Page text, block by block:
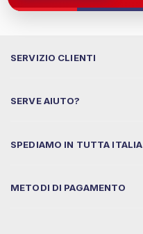
SERVIZIO CLIENTI
SERVE AIUTO?
SPEDIAMO IN TUTTA ITALIA
METODI DI PAGAMENTO